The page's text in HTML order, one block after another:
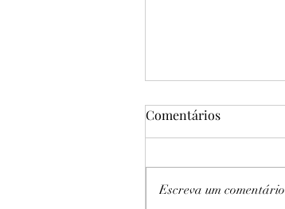
Comentários
Escreva um comentário